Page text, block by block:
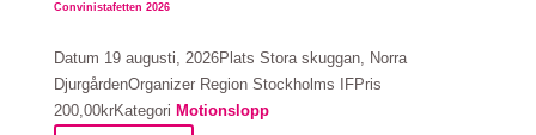
Convinistafetten 2026
Datum 19 augusti, 2026Plats Stora skuggan, Norra
DjurgårdenOrganizer Region Stockholms IFPris
200,00krKategori Motionslopp